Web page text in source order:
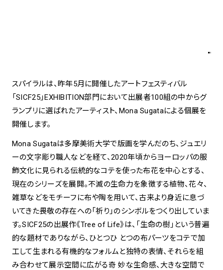
スパイラルは、昨年5月に開催したアートフェスティバル
「SICF25」EXHIBITION部門において出展者100組の中からグ
ランプリに選ばれたアーティスト、Mona Sugataによる個展を
開催します。
Mona Sugataは多摩美術大学で版画を学んだのち、ジュエリ
ーの文字彫り職人などを経て、2020年頃からヨーロッパの服
飾文化に見られる伝統的なコテを使った布花を中心とする、
現在のシリーズを展開。不滅の生命力を象徴する植物、花々、
雑草などをモチーフに布や陶を用いて、古来より身近に息づ
いてきた畏敬の存在への「祈り」のシンボルをつくり出していま
す。SICF25の出展作《Tree of Life》は、「生命の樹」という普遍
的な題材でありながら、ひとつひ とつの布パーツをコテで加
工して生まれる有機的なフォルムと独特の表情、それらを組
み合わせて展示空間に広がる奇 妙な生命感、大きな空間で